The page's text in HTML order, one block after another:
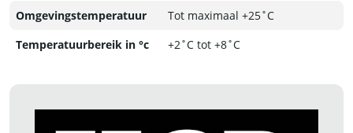
Omgevingstemperatuur
Tot maximaal +25˚C
Temperatuurbereik in °c
+2˚C tot +8˚C